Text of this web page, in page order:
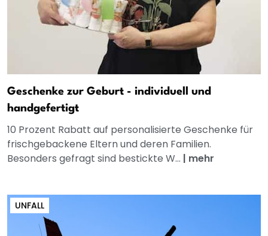
Geschenke zur Geburt - individuell und
handgefertigt
10 Prozent Rabatt auf personalisierte Geschenke für
frischgebackene Eltern und deren Familien.
Besonders gefragt sind bestickte W... | mehr
UNFALL